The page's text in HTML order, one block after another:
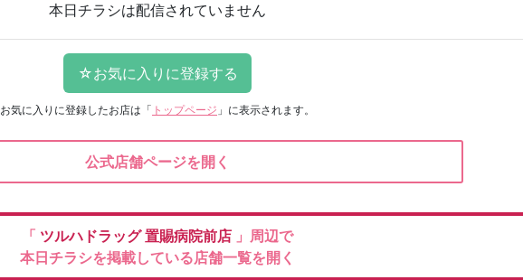
本日チラシは配信されていません
お気に入りに登録したお店は 「 トップページ 」に表示されます。
公式店舗ページを開く
「 ツルハドラッグ置賜病院前店 」周辺で
本日チラシを掲載している店舗一覧を開く